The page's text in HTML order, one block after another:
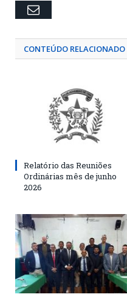
Email
CONTEÚDO RELACIONADO
Relatório das Reuniões
Ordinárias mês de junho
2026